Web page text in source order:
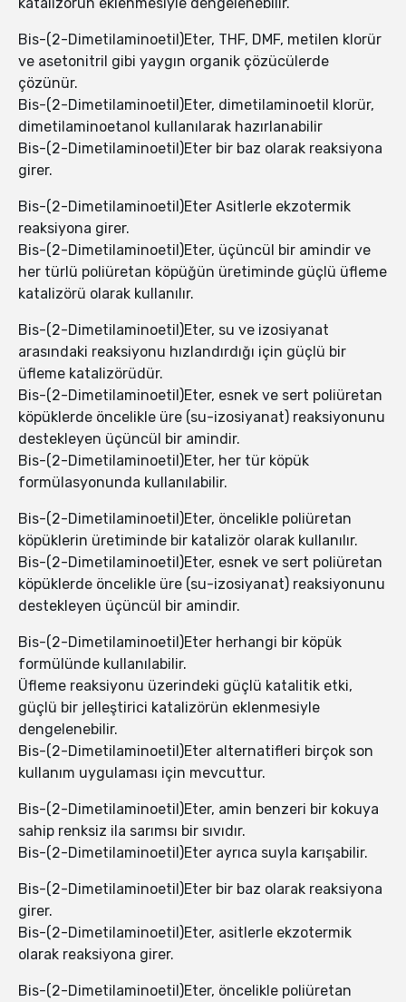
Bis-(2-Dimetilaminoetil)Eter, THF, DMF, metilen klorür
ve asetonitril gibi yaygın organik çözücülerde
çözünür.
Bis-(2-Dimetilaminoetil)Eter, dimetilaminoetil klorür,
dimetilaminoetanol kullanılarak hazırlanabilir
Bis-(2-Dimetilaminoetil)Eter bir baz olarak reaksiyona
girer.
Bis-(2-Dimetilaminoetil)Eter Asitlerle ekzotermik
reaksiyona girer.
Bis-(2-Dimetilaminoetil)Eter, üçüncül bir amindir ve
her türlü poliüretan köpüğün üretiminde güçlü üfleme
katalizörü olarak kullanılır.
Bis-(2-Dimetilaminoetil)Eter, su ve izosiyanat
arasındaki reaksiyonu hızlandırdığı için güçlü bir
üfleme katalizörüdür.
Bis-(2-Dimetilaminoetil)Eter, esnek ve sert poliüretan
köpüklerde öncelikle üre (su-izosiyanat) reaksiyonunu
destekleyen üçüncül bir amindir.
Bis-(2-Dimetilaminoetil)Eter, her tür köpük
formülasyonunda kullanılabilir.
Bis-(2-Dimetilaminoetil)Eter, öncelikle poliüretan
köpüklerin üretiminde bir katalizör olarak kullanılır.
Bis-(2-Dimetilaminoetil)Eter, esnek ve sert poliüretan
köpüklerde öncelikle üre (su-izosiyanat) reaksiyonunu
destekleyen üçüncül bir amindir.
Bis-(2-Dimetilaminoetil)Eter herhangi bir köpük
formülünde kullanılabilir.
Üfleme reaksiyonu üzerindeki güçlü katalitik etki,
güçlü bir jelleştirici katalizörün eklenmesiyle
dengelenebilir.
Bis-(2-Dimetilaminoetil)Eter alternatifleri birçok son
kullanım uygulaması için mevcuttur.
Bis-(2-Dimetilaminoetil)Eter, amin benzeri bir kokuya
sahip renksiz ila sarımsı bir sıvıdır.
Bis-(2-Dimetilaminoetil)Eter ayrıca suyla karışabilir.
Bis-(2-Dimetilaminoetil)Eter bir baz olarak reaksiyona
girer.
Bis-(2-Dimetilaminoetil)Eter, asitlerle ekzotermik
olarak reaksiyona girer.
Bis-(2-Dimetilaminoetil)Eter, öncelikle poliüretan